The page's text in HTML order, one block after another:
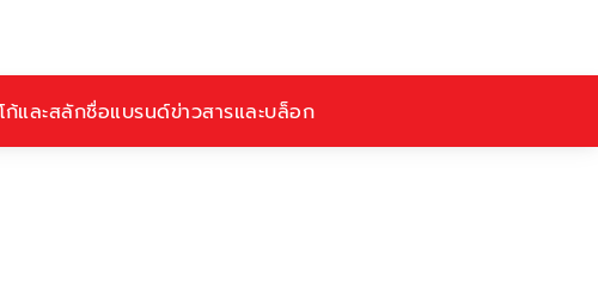
ก้และสลักชื่อแบรนด์ข่าวสารและบล็อก